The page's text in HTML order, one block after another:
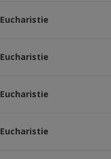
Eucharistie
Eucharistie
Eucharistie
Eucharistie